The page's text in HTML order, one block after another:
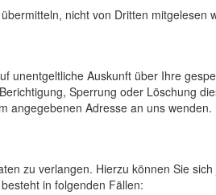
nicht von Dritten mitgelesen
unentgeltliche Auskunft über Ihre
Sperrung oder Löschung
angegebenen Adresse an uns wenden.
zu verlangen. Hierzu können Sie
in folgenden Fällen: